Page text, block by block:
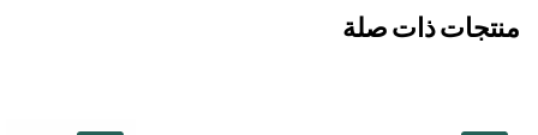
منتجات ذات صلة